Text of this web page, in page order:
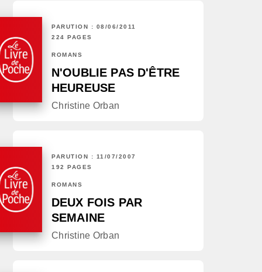
PARUTION : 08/06/2011
224 PAGES
ROMANS
N'OUBLIE PAS D'ÊTRE
HEUREUSE
Christine Orban
PARUTION : 11/07/2007
192 PAGES
ROMANS
DEUX FOIS PAR
SEMAINE
Christine Orban